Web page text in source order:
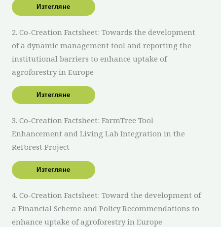
Изтегляне
2. Co-Creation Factsheet: Towards the development
of a dynamic management tool and reporting the
institutional barriers to enhance uptake of
agroforestry in Europe
Изтегляне
3. Co-Creation Factsheet: FarmTree Tool
Enhancement and Living Lab Integration in the
ReForest Project
Изтегляне
4. Co-Creation Factsheet: Toward the development of
a Financial Scheme and Policy Recommendations to
enhance uptake of agroforestry in Europe